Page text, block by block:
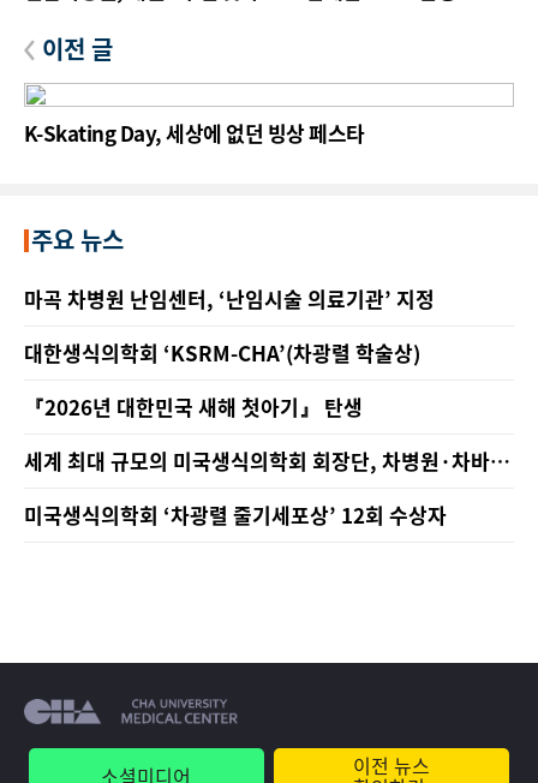
이전 글
K-Skating Day, 세상에 없던 빙상 페스타
주요 뉴스
마곡 차병원 난임센터, ‘난임시술 의료기관’ 지정
대한생식의학회 ‘KSRM-CHA’(차광렬 학술상)
『2026년 대한민국 새해 첫아기』 탄생
세계 최대 규모의 미국생식의학회 회장단, 차병원·차바이
미국생식의학회 ‘차광렬 줄기세포상’ 12회 수상자
소셜미디어 이전 뉴스